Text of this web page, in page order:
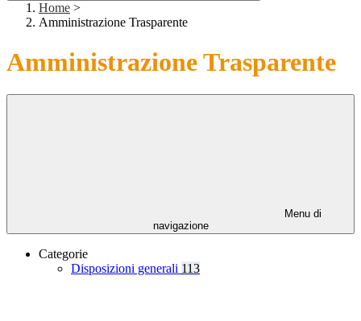
Home >
Amministrazione Trasparente
Amministrazione Trasparente
Menu di
navigazione
Categorie
Disposizioni generali 113